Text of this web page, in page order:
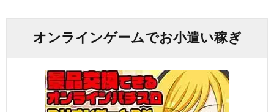
オンラインゲームでお小遣い稼ぎ